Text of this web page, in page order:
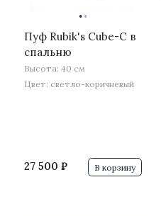
··
Пуф Rubik's Cube-C в
спальню
Высота: 40 см
Цвет: светло-коричневый
27 500 ₽ В корзину